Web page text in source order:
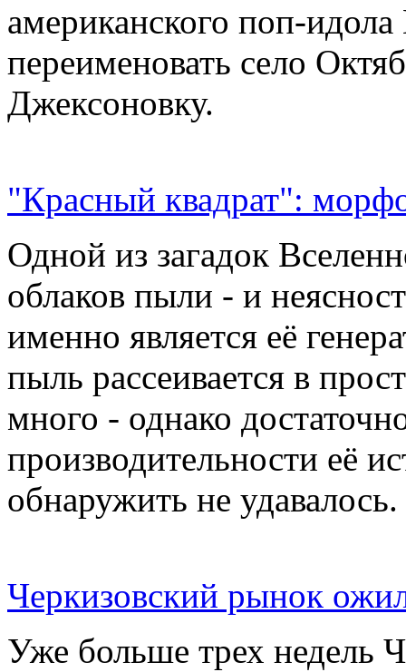
американского поп-
переименовать село
Джексоновку.
"Красный квадрат":
Одной из загадок
облаков пыли - и
именно является её
пыль рассеивается в
много - однако
производительности её
обнаружить не удавалось.
Черкизовский рынок
Уже больше трех недель